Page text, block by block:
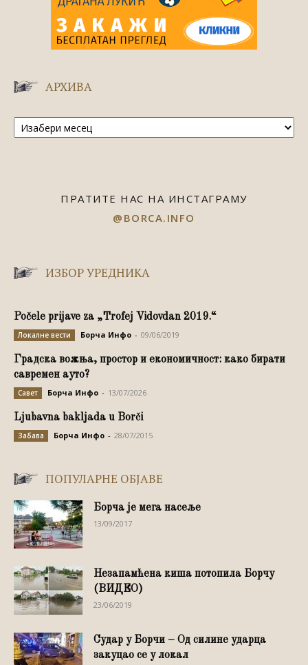
АРХИВА
Архива
ПРАТИТЕ НАС НА ИНСТАГРАМУ
@BORCA.INFO
ИЗБОР УРЕДНИКА
Počele prijave za „Trofej Vidovdan 2019.“
Локалне вести Борча Инфо - 09/06/2019
Градска вожња, простор и економичност: како бирати
савремен ауто?
Савет Борча Инфо - 13/07/2026
Ljubavna bakljada u Borči
Забава Борча Инфо - 28/07/2015
ПОПУЛАРНЕ ОБЈАВЕ
Борча је мега насеље
13/09/2017
Незапамћена киша потопила Борчу
(ВИДЕО)
23/06/2019
Судар у Борчи – Од силине ударца
закуцао се у локал